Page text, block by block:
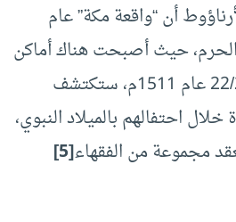
أن “واقعة مكة” عام
حيث أصبحت هناك أماكن
للقهوة تُوّفرُ أدواتٍ للتسلية، مثل الشطرنج والرهن والقمار. وفي ليلة 22/23 عام 1511م، ستكتشف
احتفالهم بالميلاد النبوي،
مجموعة من الفقهاء[5]